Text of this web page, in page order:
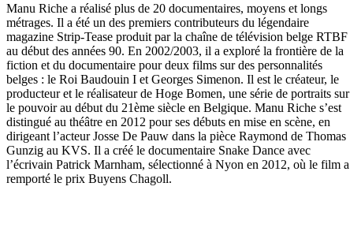
Manu Riche a réalisé plus de 20 documentaires, moyens et longs
métrages. Il a été un des premiers contributeurs du légendaire
magazine Strip-Tease produit par la chaîne de télévision belge RTBF
au début des années 90. En 2002/2003, il a exploré la frontière de la
fiction et du documentaire pour deux films sur des personnalités
belges : le Roi Baudouin I et Georges Simenon. Il est le créateur, le
producteur et le réalisateur de Hoge Bomen, une série de portraits sur
le pouvoir au début du 21ème siècle en Belgique. Manu Riche s’est
distingué au théâtre en 2012 pour ses débuts en mise en scène, en
dirigeant l’acteur Josse De Pauw dans la pièce Raymond de Thomas
Gunzig au KVS. Il a créé le documentaire Snake Dance avec
l’écrivain Patrick Marnham, sélectionné à Nyon en 2012, où le film a
remporté le prix Buyens Chagoll.